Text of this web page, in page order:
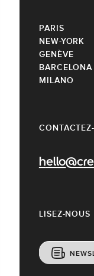
LISEZ-NOUS
PARIS
NEW-YORK
GENÈVE
BARCELONA
MILANO